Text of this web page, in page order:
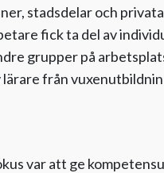
stadsdelar och
fick ta del av
grupper på
från
var att ge